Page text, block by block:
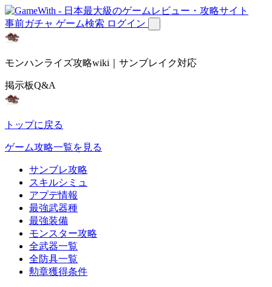
事前ガチャ ゲーム検索 ログイン
モンハンライズ攻略wiki｜サンブレイク対応
掲示板Q&A
トップに戻る
ゲーム攻略一覧を見る
サンブレ攻略
スキルシミュ
アプデ情報
最強武器種
最強装備
モンスター攻略
全武器一覧
全防具一覧
勲章獲得条件